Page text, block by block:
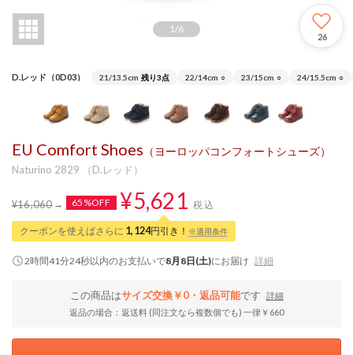
1 /6
26
D.レッド（0D03） 21/13.5cm 残り3点 22/14cm ○ 23/15cm ○ 24/15.5cm ○
EU Comfort Shoes （ヨーロッパコンフォートシューズ）
Naturino 2829 （D.レッド）
¥16,060 65%OFF ¥5,621 税込
クーポンを使えばさらに 1,124円引き！ ※適用条件
2時間41分23秒以内のお支払いで8月8日(土)にお届け 詳細
この商品はサイズ交換￥0・返品可能です
詳細
返品の場合：返送料 (同注文なら複数個でも) 一律￥660